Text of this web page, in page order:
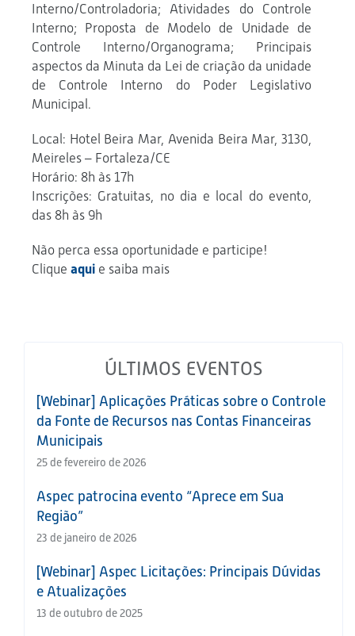
Interno/Controladoria; Atividades do Controle
Interno; Proposta de Modelo de Unidade de
Controle Interno/Organograma; Principais
aspectos da Minuta da Lei de criação da unidade
de Controle Interno do Poder Legislativo
Municipal.
Local: Hotel Beira Mar, Avenida Beira Mar, 3130,
Meireles – Fortaleza/CE
Horário: 8h às 17h
Inscrições: Gratuitas, no dia e local do evento,
das 8h às 9h
Não perca essa oportunidade e participe!
Clique aqui e saiba mais
ÚLTIMOS EVENTOS
[Webinar] Aplicações Práticas sobre o Controle
da Fonte de Recursos nas Contas Financeiras
Municipais
25 de fevereiro de 2026
Aspec patrocina evento “Aprece em Sua
Região”
23 de janeiro de 2026
[Webinar] Aspec Licitações: Principais Dúvidas
e Atualizações
13 de outubro de 2025